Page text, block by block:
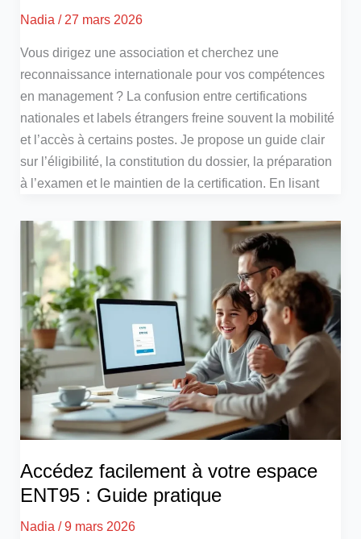
Nadia/ 27 mars 2026
Vous dirigez une association et cherchez une
reconnaissance internationale pour vos compétences
en management ? La confusion entre certifications
nationales et labels étrangers freine souvent la mobilité
et l’accès à certains postes. Je propose un guide clair
sur l’éligibilité, la constitution du dossier, la préparation
à l’examen et le maintien de la certification. En lisant
Accédez facilement à votre espace
ENT95 : Guide pratique
Nadia/9 mars 2026